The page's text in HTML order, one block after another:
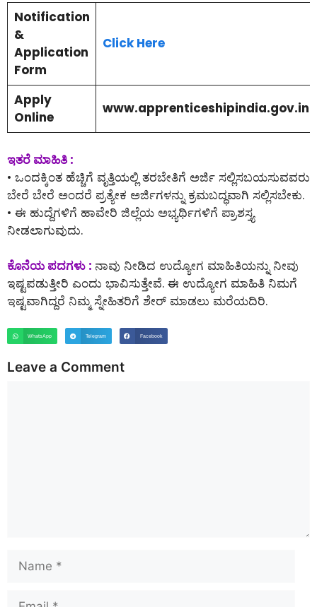
Notification
&
Application
Form
Click Here
Apply
Online
www.apprenticeshipindia.gov.in
ಇತರೆ ಮಾಹಿತಿ :
• ಒಂದಕ್ಕಿಂತ ಹೆಚ್ಚಿಗೆ ವೃತ್ತಿಯಲ್ಲಿ ತರಬೇತಿಗೆ ಅರ್ಜಿ ಸಲ್ಲಿಸಬಯಸುವವರು
ಬೇರೆ ಬೇರೆ ಅಂದರೆ ಪ್ರತ್ಯೇಕ ಅರ್ಜಿಗಳನ್ನು ಕ್ರಮಬದ್ಧವಾಗಿ ಸಲ್ಲಿಸಬೇಕು.
• ಈ ಹುದ್ದೆಗಳಿಗೆ ಹಾವೇರಿ ಜಿಲ್ಲೆಯ ಅಭ್ಯರ್ಥಿಗಳಿಗೆ ಪ್ರಾಶಸ್ತ್ಯ
ನೀಡಲಾಗುವುದು.
ಕೊನೆಯ ಪದಗಳು : ನಾವು ನೀಡಿದ ಉದ್ಯೋಗ ಮಾಹಿತಿಯನ್ನು ನೀವು
ಇಷ್ಟಪಡುತ್ತೀರಿ ಎಂದು ಭಾವಿಸುತ್ತೇವೆ. ಈ ಉದ್ಯೋಗ ಮಾಹಿತಿ ನಿಮಗೆ
ಇಷ್ಟವಾಗಿದ್ದರೆ ನಿಮ್ಮ ಸ್ನೇಹಿತರಿಗೆ ಶೇರ್ ಮಾಡಲು ಮರೆಯದಿರಿ.
WhatsApp Telegram Facebook
Leave a Comment